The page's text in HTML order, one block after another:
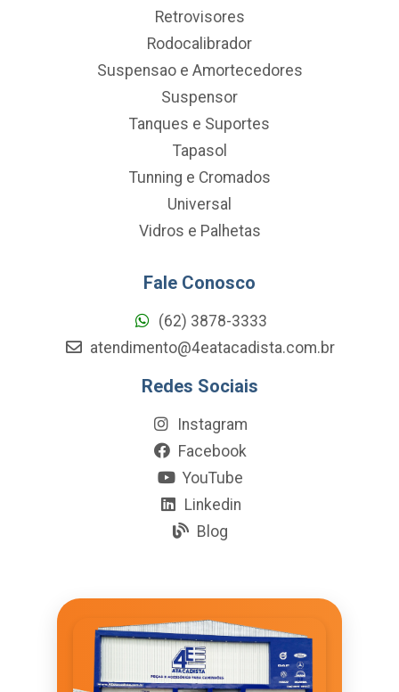
Retrovisores
Rodocalibrador
Suspensao e Amortecedores
Suspensor
Tanques e Suportes
Tapasol
Tunning e Cromados
Universal
Vidros e Palhetas
Fale Conosco
(62) 3878-3333
atendimento@4eatacadista.com.br
Redes Sociais
Instagram
Facebook
YouTube
Linkedin
Blog